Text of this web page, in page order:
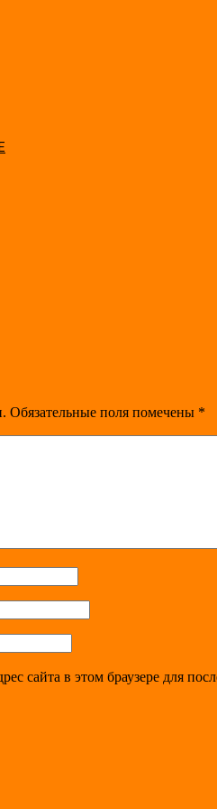
Обязательные поля помечены *
сайта в этом браузере для